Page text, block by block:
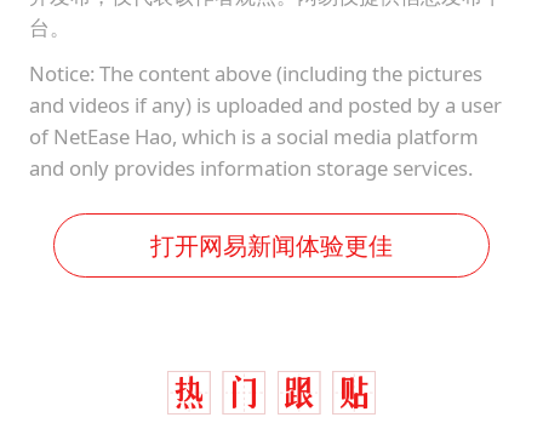
台。
Notice: The content above (including the pictures
and videos if any) is uploaded and posted by a user
of NetEase Hao, which is a social media platform
and only provides information storage services.
打开网易新闻体验更佳